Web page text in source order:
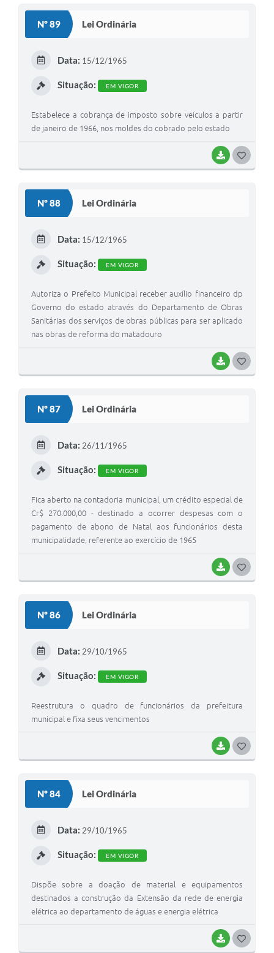
Nº 89 Lei Ordinária
BAIXAR
Data: 15/12/1965
Situação: EM VIGOR
Estabelece a cobrança de imposto sobre veículos a partir
de janeiro de 1966, nos moldes do cobrado pelo estado
Nº 88 Lei Ordinária
BAIXAR
Data: 15/12/1965
Situação: EM VIGOR
Autoriza o Prefeito Municipal receber auxílio financeiro dp
Governo do estado através do Departamento de Obras
Sanitárias dos serviços de obras públicas para ser aplicado
nas obras de reforma do matadouro
Nº 87 Lei Ordinária
BAIXAR
Data: 26/11/1965
Situação: EM VIGOR
Fica aberto na contadoria municipal, um crédito especial de
Cr$ 270.000,00 - destinado a ocorrer despesas com o
pagamento de abono de Natal aos funcionários desta
municipalidade, referente ao exercício de 1965
Nº 86 Lei Ordinária
BAIXAR
Data: 29/10/1965
Situação: EM VIGOR
Reestrutura o quadro de funcionários da prefeitura
municipal e fixa seus vencimentos
Nº 84 Lei Ordinária
BAIXAR
Data: 29/10/1965
Situação: EM VIGOR
Dispõe sobre a doação de material e equipamentos
destinados a construção da Extensão da rede de energia
elétrica ao departamento de águas e energia elétrica